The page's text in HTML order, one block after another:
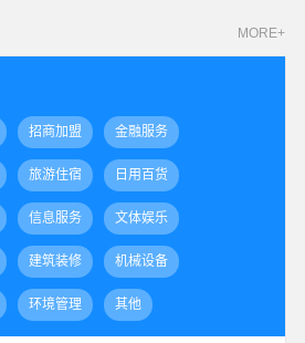
MORE+
招商加盟 金融服务
旅游住宿 日用百货
信息服务 文体娱乐
建筑装修 机械设备
环境管理 其他